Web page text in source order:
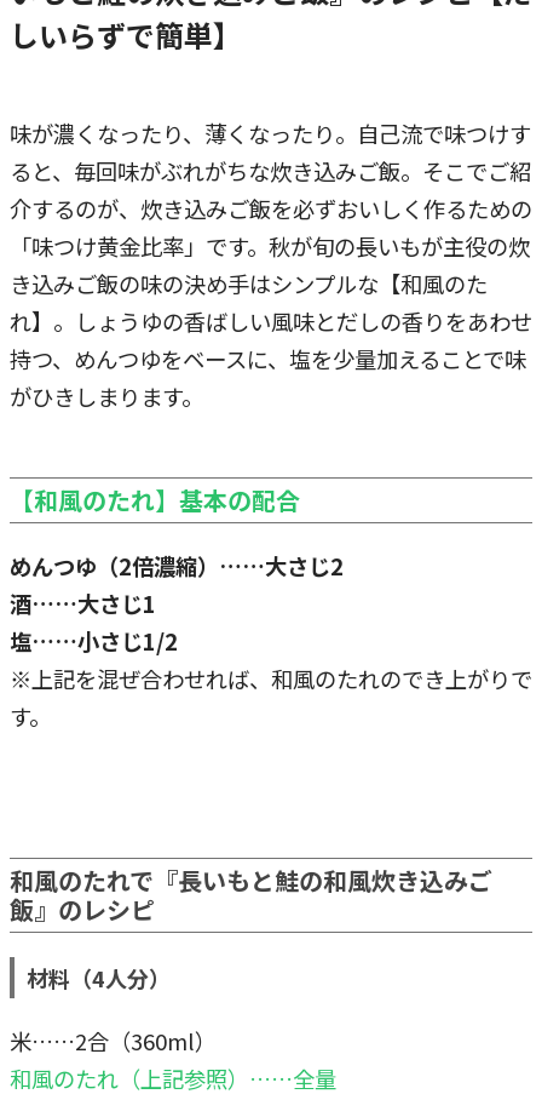
しいらずで簡単】
味が濃くなったり、薄くなったり。自己流で味つけす
ると、毎回味がぶれがちな炊き込みご飯。そこでご紹
介するのが、炊き込みご飯を必ずおいしく作るための
「味つけ黄金比率」です。秋が旬の長いもが主役の炊
き込みご飯の味の決め手はシンプルな【和風のた
れ】。しょうゆの香ばしい風味とだしの香りをあわせ
持つ、めんつゆをベースに、塩を少量加えることで味
がひきしまります。
【和風のたれ】基本の配合
めんつゆ（2倍濃縮）……大さじ2
酒……大さじ1
塩……小さじ1/2
※上記を混ぜ合わせれば、和風のたれのでき上がりで
す。
和風のたれで『長いもと鮭の和風炊き込みご
飯』のレシピ
材料（4人分）
米……2合（360ml）
和風のたれ（上記参照）……全量